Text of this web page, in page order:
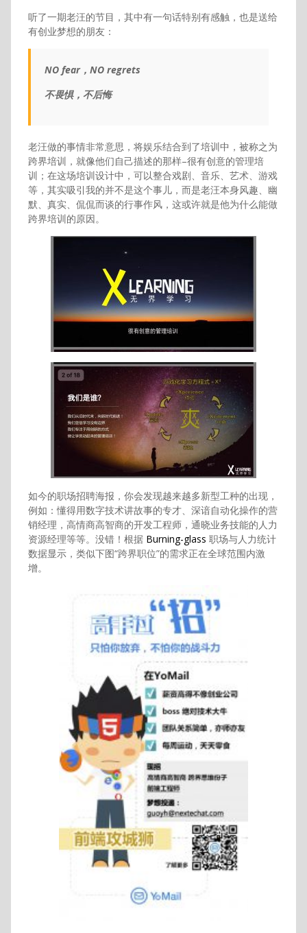
听了一期老汪的节目，其中有一句话特别有感触，也是送给
有创业梦想的朋友：
NO fear，NO regrets
不畏惧，不后悔
老汪做的事情非常意思，将娱乐结合到了培训中，被称之为
跨界培训，就像他们自己描述的那样–很有创意的管理培
训；在这场培训设计中，可以整合戏剧、音乐、艺术、游戏
等，其实吸引我的并不是这个事儿，而是老汪本身风趣、幽
默、真实、侃侃而谈的行事作风，这或许就是他为什么能做
跨界培训的原因。
如今的职场招聘海报，你会发现越来越多新型工种的出现，
例如：懂得用数字技术讲故事的专才、深谙自动化操作的营
销经理，高情商高智商的开发工程师，通晓业务技能的人力
资源经理等等。没错！根据 Burning-glass 职场与人力统计
数据显示，类似下图“跨界职位”的需求正在全球范围内激
增。